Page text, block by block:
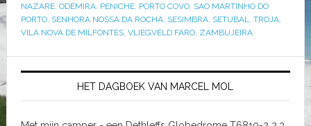
NAZARE, ODEMIRA, PENICHE, PORTO COVO, SAO MARTINHO DO
PORTO, SENHORA NOSSA DA ROCHA, SESIMBRA, SETUBAL, TROJA,
VILA NOVA DE MILFONTES, VLIEGVELD FARO, ZAMBUJEIRA
HET DAGBOEK VAN MARCEL MOL